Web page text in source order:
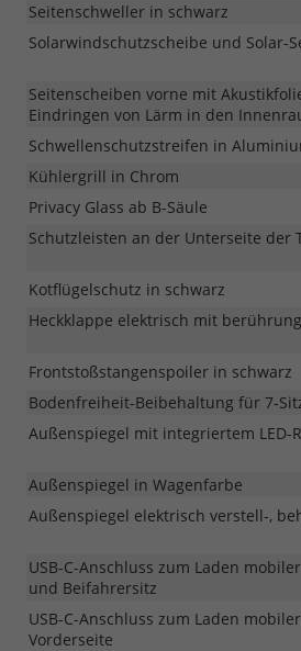
Seitenschweller in schwarz
Solarwindschutzscheibe und Solar-
Seitenscheiben vorne mit
Eindringen von Lärm in den
Schwellenschutzstreifen in
Kühlergrill in Chrom
Privacy Glass ab B-Säule
Schutzleisten an der Unterseite der
Kotflügelschutz in schwarz
Heckklappe elektrisch mit
Frontstoßstangenspoiler in schwarz
Bodenfreiheit-Beibehaltung für 7-
Außenspiegel mit integriertem LED-
Außenspiegel in Wagenfarbe
Außenspiegel elektrisch verstell-,
USB-C-Anschluss zum Laden
und Beifahrersitz
USB-C-Anschluss zum Laden
Vorderseite